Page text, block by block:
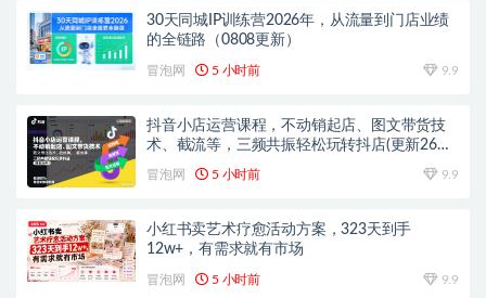
30天同城IP训练营2026年，从流量到门店业绩
的全链路（0808更新）
冒泡网 5 小时前 9.9
抖音小店运营课程，不动销起店、图文带货技
术、截流等，三频共振轻松玩转抖店(更新26年
冒泡网 5 小时前 9.9
小红书卖艺术疗愈活动方案，323天到手
12w+，有需求就有市场
冒泡网 5 小时前 9.9